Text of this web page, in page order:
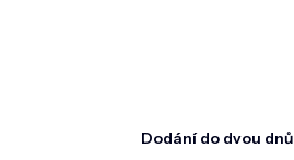
Dodání do dvou dnů